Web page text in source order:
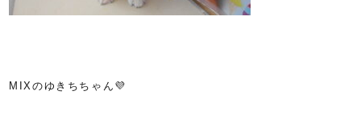
MIXのゆきちちゃん💜